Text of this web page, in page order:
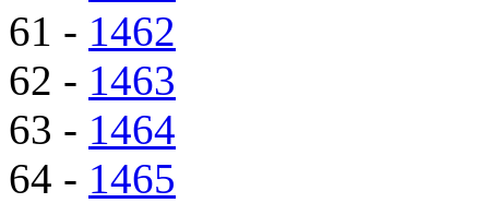
61 - 1462
62 - 1463
63 - 1464
64 - 1465